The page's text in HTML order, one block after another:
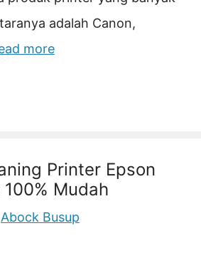
adalah Canon,
more
Printer Epson
Mudah
Abock Busup